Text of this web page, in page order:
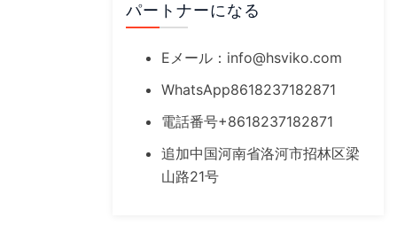
パートナーになる
Eメール： info@hsviko.com
WhatsApp8618237182871
電話番号+8618237182871
追加中国河南省洛河市招林区梁
山路21号